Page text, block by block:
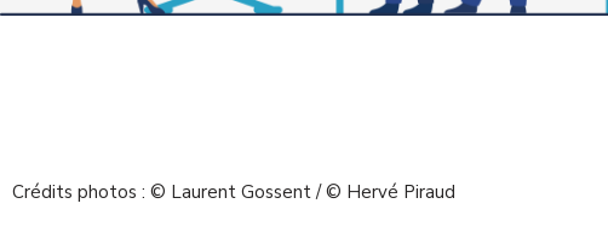
Crédits photos : © Laurent Gossent / © Hervé Piraud